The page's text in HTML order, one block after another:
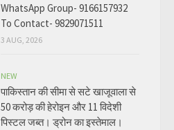
WhatsApp Group- 9166157932
To Contact- 9829071511
3 AUG, 2026
NEW
पाकिस्तान की सीमा से सटे खाजूवाला से
50 करोड़ की हेरोइन और 11 विदेशी
पिस्टल जब्त। ड्रोन का इस्तेमाल।